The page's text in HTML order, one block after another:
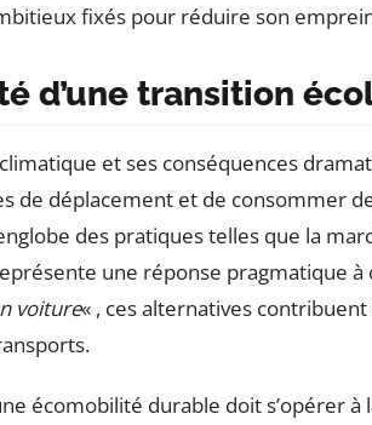
fixés pour réduire son
d’une transition
et ses conséquences
de déplacement et de consommer
des pratiques telles que la
une réponse pragmatique
voiture« , ces alternatives
écomobilité durable doit s’opérer